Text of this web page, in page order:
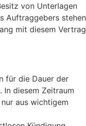
von Unterlagen
Auftraggebers stehen
mit diesem Vertrag
für die Dauer der
diesem Zeitraum
aus wichtigem